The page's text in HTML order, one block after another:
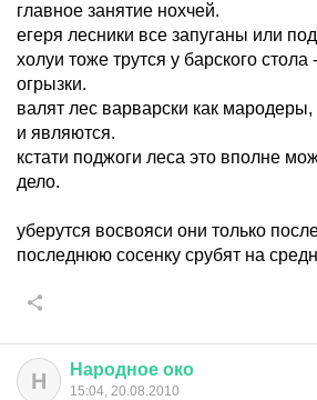
главное занятие нохчей.
егеря лесники все запуганы или
холуи тоже трутся у барского
огрызки.
валят лес варварски как
и являются.
кстати поджоги леса это вполне
дело.
уберутся восвояси они только
последнюю сосенку срубят на
Н Народное око
15:04, 20.08.2010